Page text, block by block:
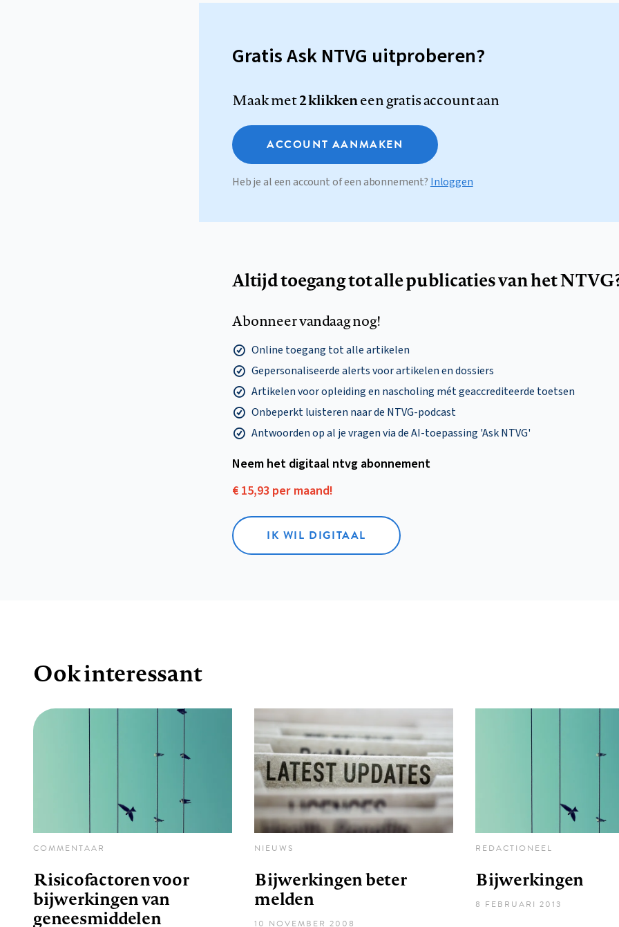
Gratis Ask NTVG uitproberen?
Maak met2 klikkeneen gratis account aan
ACCOUNT AANMAKEN
Heb je al een account of een abonnement? Inloggen
Altijd toegang tot alle publicaties van het
Abonneer vandaag nog!
Online toegang tot alle artikelen
Gepersonaliseerde alerts voor artikelen en dossiers
Artikelen voor opleiding en nascholing mét geaccrediteerde toetsen
Onbeperkt luisteren naar de NTVG-podcast
Antwoorden op al je vragen via de AI-toepassing 'Ask NTVG'
Neem het digitaal ntvg abonnement
€ 15,93 per maand!
IK WIL DIGITAAL
Ook interessant
COMMENTAAR
Risicofactoren voor
bijwerkingen van
geneesmiddelen
NIEUWS
Bijwerkingen beter
melden
10 NOVEMBER 2008
REDACTIONEEL
Bijwerkingen
8 FEBRUARI 2013